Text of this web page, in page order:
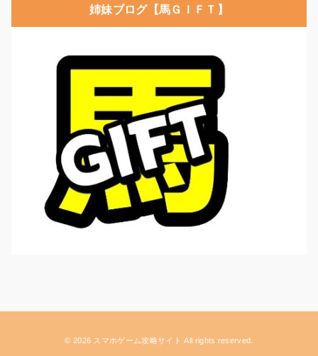
姉妹ブログ【馬ＧＩＦＴ】
© 2026 スマホゲーム攻略サイト All rights reserved.